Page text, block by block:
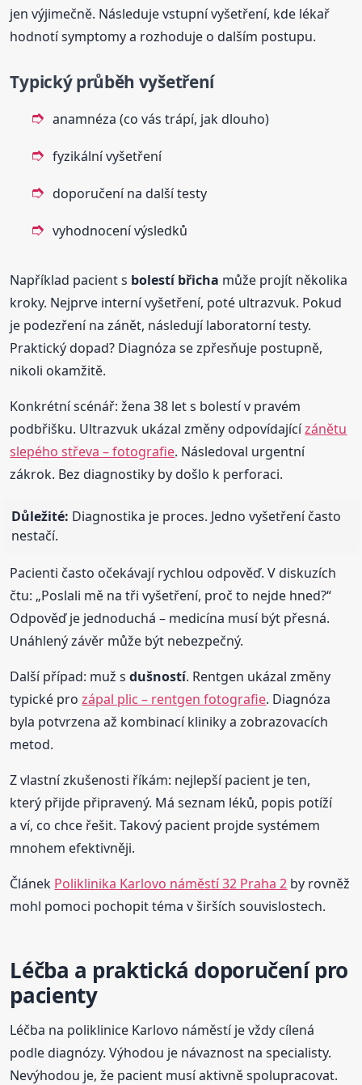
jen výjimečně. Následuje vstupní vyšetření, kde lékař
hodnotí symptomy a rozhoduje o dalším postupu.
Typický průběh vyšetření
anamnéza (co vás trápí, jak dlouho)
fyzikální vyšetření
doporučení na další testy
vyhodnocení výsledků
Například pacient s bolestí břicha může projít několika
kroky. Nejprve interní vyšetření, poté ultrazvuk. Pokud
je podezření na zánět, následují laboratorní testy.
Praktický dopad? Diagnóza se zpřesňuje postupně,
nikoli okamžitě.
Konkrétní scénář: žena 38 let s bolestí v pravém
podbřišku. Ultrazvuk ukázal změny odpovídajícízánětu
slepého střeva – fotografie. Následoval urgentní
zákrok. Bez diagnostiky by došlo k perforaci.
Důležité: Diagnostika je proces. Jedno vyšetření často
nestačí.
Pacienti často očekávají rychlou odpověď. V diskuzích
čtu: „Poslali mě na tři vyšetření, proč to nejde hned?“
Odpověď je jednoduchá – medicína musí být přesná.
Unáhlený závěr může být nebezpečný.
Další případ: muž sdušností. Rentgen ukázal změny
typické prozápal plic – rentgen fotografie. Diagnóza
byla potvrzena až kombinací kliniky a zobrazovacích
metod.
Z vlastní zkušenosti říkám: nejlepší pacient je ten,
který přijde připravený. Má seznam léků, popis potíží
a ví, co chce řešit. Takový pacient projde systémem
mnohem efektivněji.
Článek Poliklinika Karlovo náměstí 32 Praha 2 by rovněž
mohl pomoci pochopit téma v širších souvislostech.
Léčba a praktická doporučení pro
pacienty
Léčba na poliklinice Karlovo náměstí je vždy cílená
podle diagnózy. Výhodou je návaznost na specialisty.
Nevýhodou je, že pacient musí aktivně spolupracovat.